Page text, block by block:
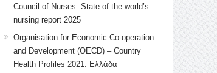
Council of Nurses: State of the world’s
nursing report 2025
Organisation for Economic Co-operation
and Development (OECD) – Country
Health Profiles 2021: Ελλάδα